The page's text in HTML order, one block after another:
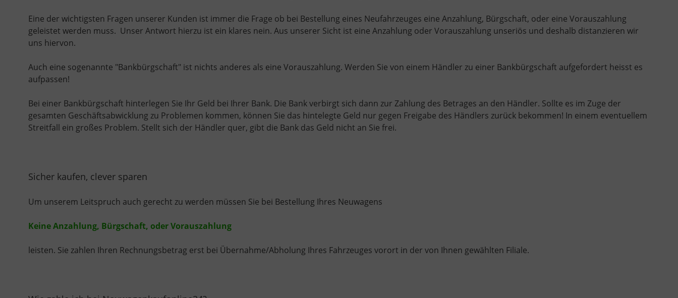
Eine der wichtigsten Fragen unserer Kunden ist immer die Frage ob bei Bestellung eines Neufahrzeuges eine Anzahlung, Bürgschaft, oder eine Vorauszahlung
geleistet werden muss. Unser Antwort hierzu ist ein klares nein. Aus unserer Sicht ist eine Anzahlung oder Vorauszahlung unseriös und deshalb distanzieren wir
uns hiervon.
Auch eine sogenannte "Bankbürgschaft" ist nichts anderes als eine Vorauszahlung. Werden Sie von einem Händler zu einer Bankbürgschaft aufgefordert heisst es
aufpassen!
Bei einer Bankbürgschaft hinterlegen Sie Ihr Geld bei Ihrer Bank. Die Bank verbirgt sich dann zur Zahlung des Betrages an den Händler. Sollte es im Zuge der
gesamten Geschäftsabwicklung zu Problemen kommen, können Sie das hintelegte Geld nur gegen Freigabe des Händlers zurück bekommen! In einem eventuellem
Streitfall ein großes Problem. Stellt sich der Händler quer, gibt die Bank das Geld nicht an Sie frei.
Sicher kaufen, clever sparen
Um unserem Leitspruch auch gerecht zu werden müssen Sie bei Bestellung Ihres Neuwagens
Keine Anzahlung, Bürgschaft, oder Vorauszahlung
leisten. Sie zahlen Ihren Rechnungsbetrag erst bei Übernahme/Abholung Ihres Fahrzeuges vorort in der von Ihnen gewählten Filiale.